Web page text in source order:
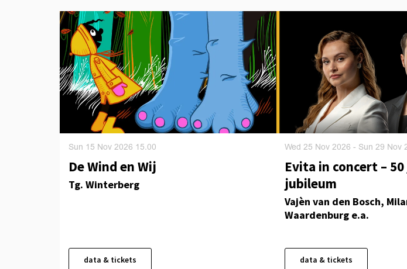
De Wind en Wij
Tg. Winterberg
Sun 15 Nov 2026 15.00
data & tickets
Evita in concert –
jubileum
Vajèn van den Bosch,
Waardenburg e.a.
Wed 25 Nov 2026- Sun 29 Nov
data & tickets